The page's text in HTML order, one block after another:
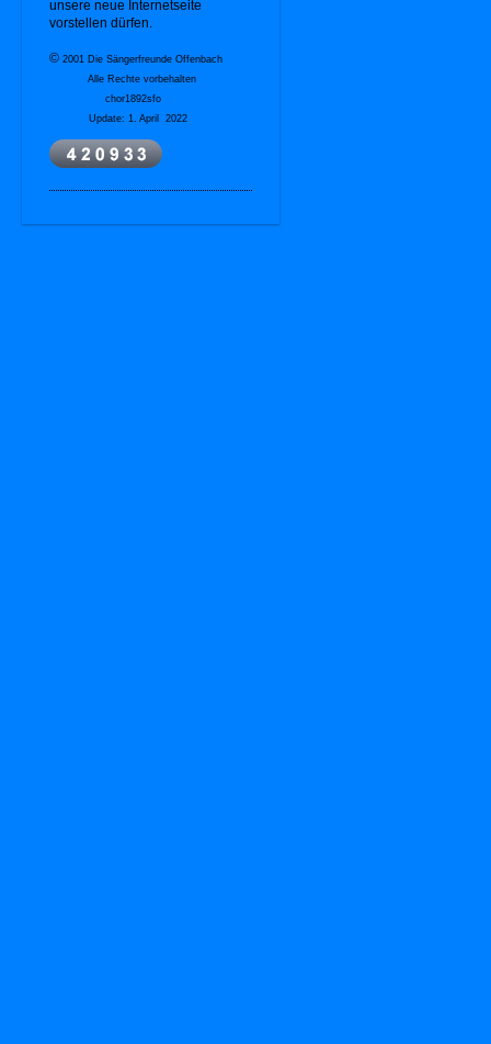
unsere neue Internetseite
vorstellen dürfen.
© 2001 Die Sängerfreunde Offenbach
Alle Rechte vorbehalten
chor1892sfo
Update: 1. April 2022